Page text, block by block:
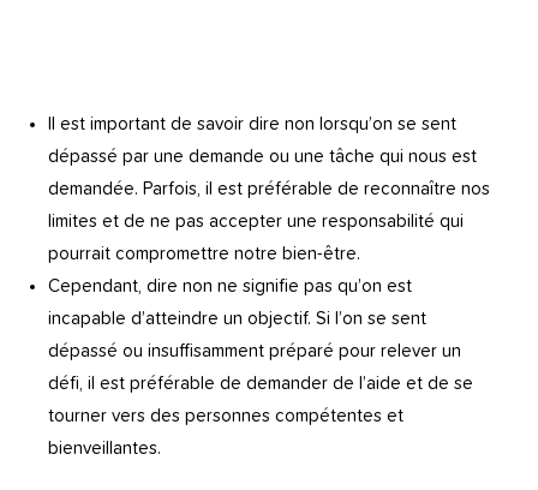
Il est important de savoir dire non lorsqu’on se sent
dépassé par une demande ou une tâche qui nous est
demandée. Parfois, il est préférable de reconnaître nos
limites et de ne pas accepter une responsabilité qui
pourrait compromettre notre bien-être.
Cependant, dire non ne signifie pas qu’on est
incapable d’atteindre un objectif. Si l’on se sent
dépassé ou insuffisamment préparé pour relever un
défi, il est préférable de demander de l’aide et de se
tourner vers des personnes compétentes et
bienveillantes.